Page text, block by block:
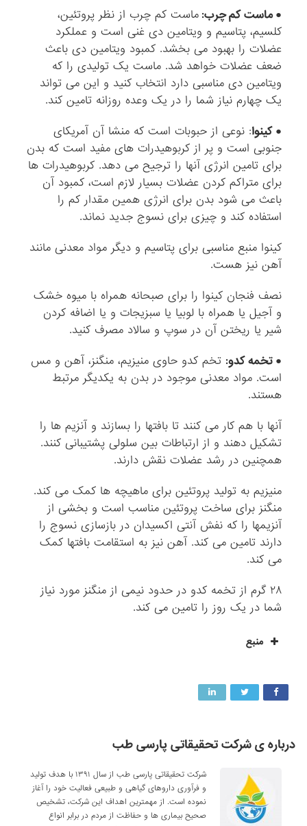
● ماست کم چرب:ماست کم چرب از نظر پروتئین،
کلسیم، پتاسیم و ویتامین دی غنی است و عملکرد
عضلات را بهبود می بخشد. کمبود ویتامین دی باعث
ضعف عضلات خواهد شد. ماست یک تولیدی را که
ویتامین دی مناسبی دارد انتخاب کنید و این می تواند
یک چهارم نیاز شما را در یک وعده روزانه تامین کند.
● کینوا: نوعی از حبوبات است که منشا آن آمریکای
جنوبی است و پر از کربوهیدرات های مفید است که بدن
برای تامین انرژی آنها را ترجیح می دهد. کربوهیدرات ها
برای متراکم کردن عضلات بسیار لازم است، کمبود آن
باعث می شود بدن برای انرژی همین مقدار کم را
استفاده کند و چیزی برای نسوج جدید نماند.
کینوا منبع مناسبی برای پتاسیم و دیگر مواد معدنی مانند
آهن نیز هست.
نصف فنجان کینوا را برای صبحانه همراه با میوه خشک
و آجیل یا همراه با لوبیا یا سبزیجات و یا اضافه کردن
شیر یا ریختن آن در سوپ و سالاد مصرف کنید.
● تخمه کدو: تخم کدو حاوی منیزیم، منگنز، آهن و مس
است. مواد معدنی موجود در بدن به یکدیگر مرتبط
هستند.
آنها با هم کار می کنند تا بافتها را بسازند و آنزیم ها را
تشکیل دهند و از ارتباطات بین سلولی پشتیبانی کنند.
همچنین در رشد عضلات نقش دارند.
منیزیم به تولید پروتئین برای ماهیچه ها کمک می کند.
منگنز برای ساخت پروتئین مناسب است و بخشی از
آنزیمها را که نفش آنتی اکسیدان در بازسازی نسوج را
دارند تامین می کند. آهن نیز به استقامت بافتها کمک
می کند.
۲۸ گرم از تخمه کدو در حدود نیمی از منگنز مورد نیاز
شما در یک روز را تامین می کند.
منبع
درباره ی شرکت تحقیقاتی پارسی طب
شرکت تحقیقاتی پارسی طب از سال ۱۳۹۱ با هدف تولید
و فرآوری داروهای گیاهی و طبیعی فعالیت خود را آغاز
نموده است. از مهمترین اهداف این شرکت، تشخیص
صحیح بیماری ها و حفاظت از مردم در برابر انواع